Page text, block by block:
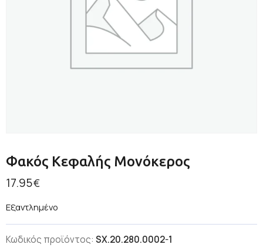
Φακός Κεφαλής Μονόκερος
17.95€
Εξαντλημένο
Κωδικός προϊόντος: SX.20.280.0002-1